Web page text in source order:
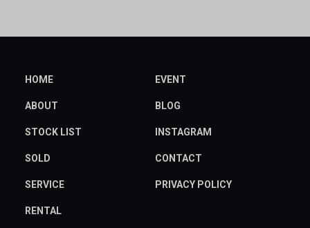
HOME
ABOUT
STOCK LIST
SOLD
SERVICE
RENTAL
EVENT
BLOG
INSTAGRAM
CONTACT
PRIVACY POLICY